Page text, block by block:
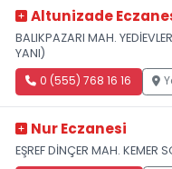
Altunizade
BALIKPAZARI MAH.
YANI)
0 (555) 768 16 16
Nur Eczanesi
EŞREF DİNÇER MAH. KEMER